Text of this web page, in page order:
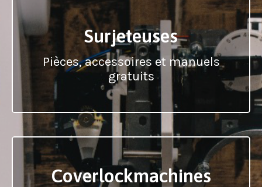
Surjeteuses
Pièces, accessoires et manuels
gratuits
Coverlockmachines